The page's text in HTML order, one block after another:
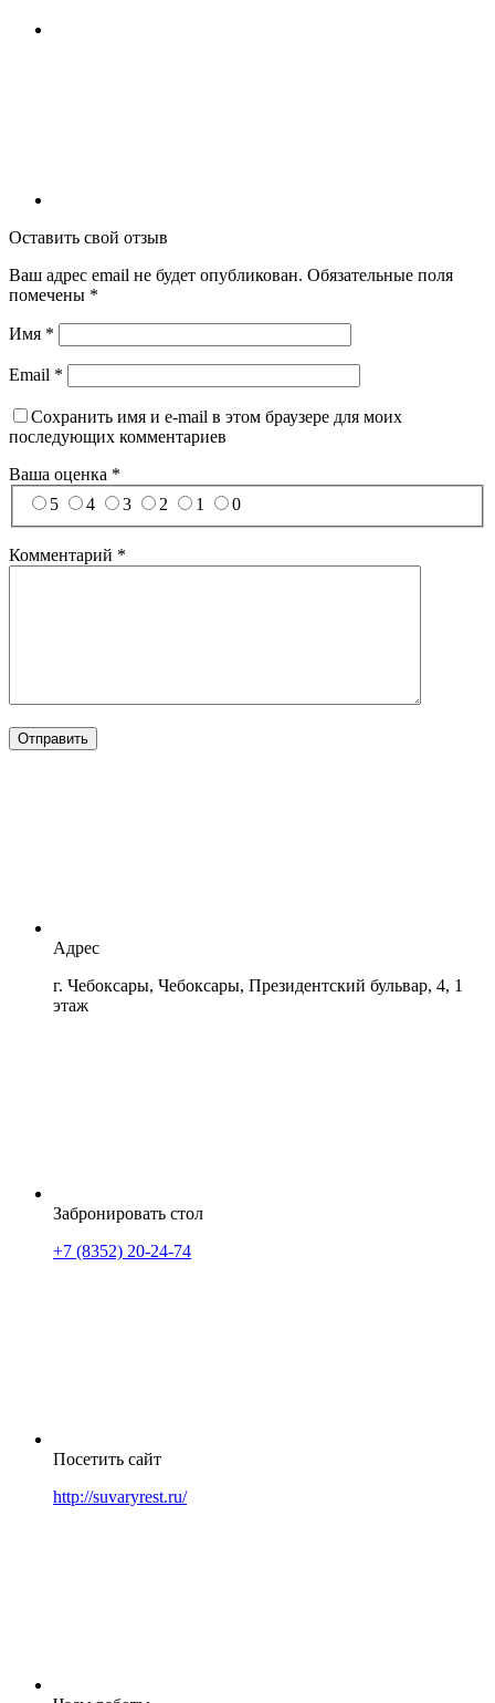
Оставить свой отзыв
Ваш адрес email не будет опубликован. Обязательные поля
помечены *
Имя *
Email *
Сохранить имя и e-mail в этом браузере для моих
последующих комментариев
Ваша оценка *
5
4 3 2 1 0
Комментарий *
Отправить
Адрес
г. Чебоксары, Чебоксары, Президентский бульвар, 4, 1
этаж
Забронировать стол
+7 (8352) 20-24-74
Посетить сайт
http://suvaryrest.ru/